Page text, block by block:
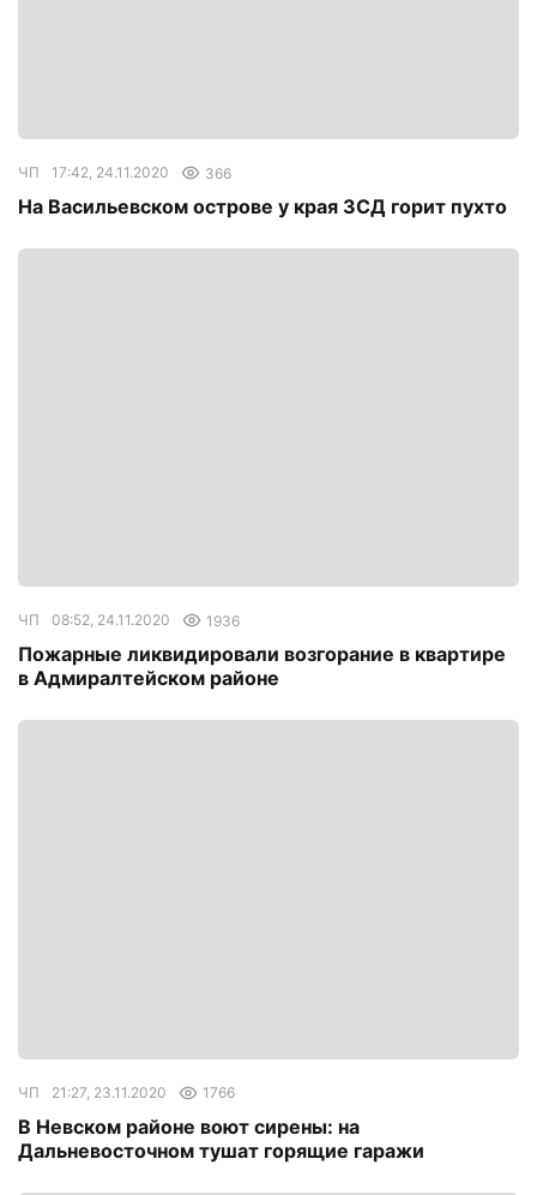
ЧП 17:42, 24.11.2020 366
На Васильевском острове у края ЗСД горит пухто
ЧП 08:52, 24.11.2020 1936
Пожарные ликвидировали возгорание в квартире
в Адмиралтейском районе
ЧП 21:27, 23.11.2020 1766
В Невском районе воют сирены: на
Дальневосточном тушат горящие гаражи